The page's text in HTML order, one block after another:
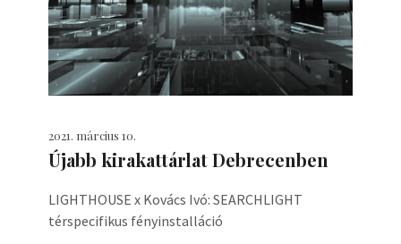
2021. március 10.
Újabb kirakattárlat Debrecenben
LIGHTHOUSE x Kovács Ivó: SEARCHLIGHT
térspecifikus fényinstalláció